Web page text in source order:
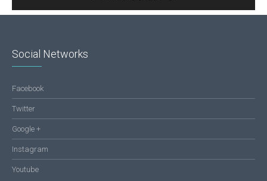
Social Networks
Facebook
Twitter
Google +
Instagram
Youtube